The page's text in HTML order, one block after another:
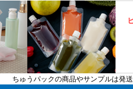
ちゅうパックの商品やサンプルは発